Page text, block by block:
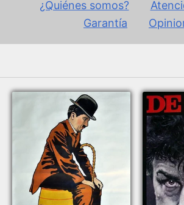
¿Quiénes somos?
Garantía